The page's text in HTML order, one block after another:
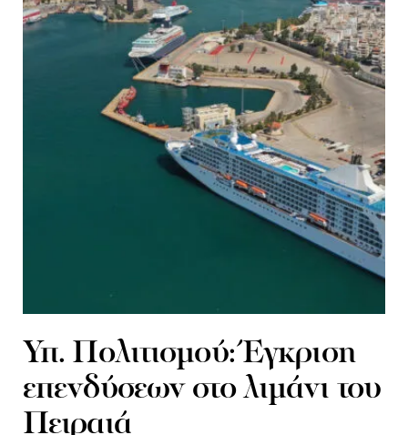
Υπ. Πολιτισμού: Έγκριση
επενδύσεων στο λιμάνι του
Πειραιά